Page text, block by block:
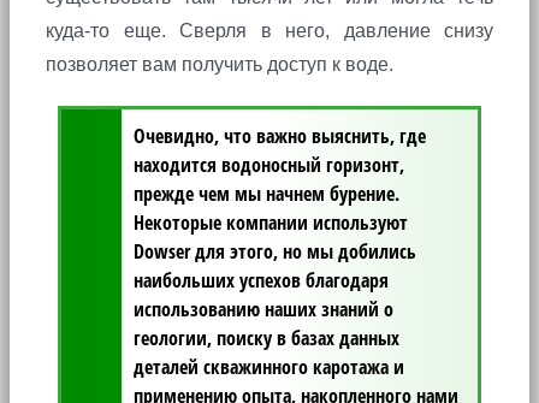
куда-то еще. Сверля в него, давление снизу
позволяет вам получить доступ к воде.
Очевидно, что важно выяснить, где
находится водоносный горизонт,
прежде чем мы начнем бурение.
Некоторые компании используют
Dowser для этого, но мы добились
наибольших успехов благодаря
использованию наших знаний о
геологии, поиску в базах данных
деталей скважинного каротажа и
применению опыта, накопленного нами